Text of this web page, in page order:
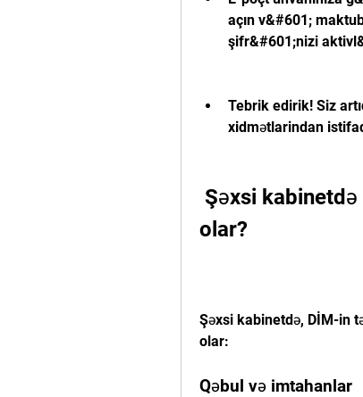
açın v&#601;
şifr&#601;nizi
Tebrik edirik! Siz
xidmətlarindan
olar?
Şəxsi kabinetdə, DİM-in
olar:
Qəbul və imtahanlar